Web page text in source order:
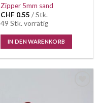
Zipper 5mm sand
CHF 0.55 / Stk.
49 Stk. vorrätig
IN DEN WARENKORB